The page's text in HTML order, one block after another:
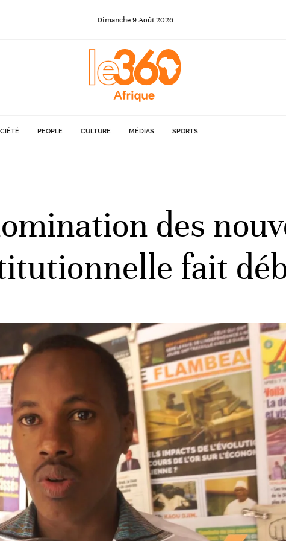
Dimanche 9Août 2026
PEOPLE CULTURE MÉDIAS SPORTS
des
fait